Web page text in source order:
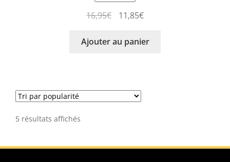
16,95€ 11,85€
Ajouter au panier
5 résultats affichés